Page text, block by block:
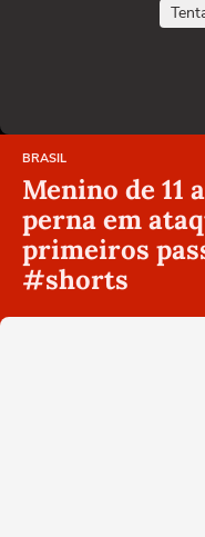
BRASIL
Menino de 11
perna em
primeiros
#shorts